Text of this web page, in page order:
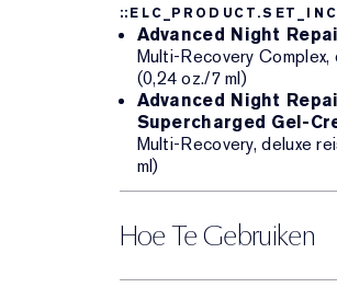
Advanced Night
Multi-Recovery Complex,
(0,24 oz./7 ml)
Advanced Night
Supercharged Gel-
Multi-Recovery, deluxe
ml)
Hoe Te Gebruiken